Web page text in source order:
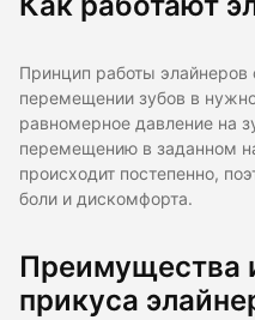
Принцип работы элайнеров
перемещении зубов в
равномерное давление на
перемещению в заданном
происходит постепенно,
боли и дискомфорта.
Преимущества
прикуса